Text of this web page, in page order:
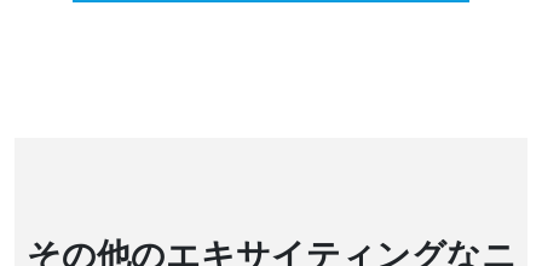
その他のエキサイティングなニ